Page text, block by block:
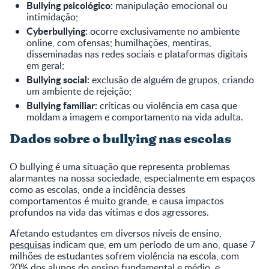
Bullying psicológico: manipulação emocional ou
intimidação;
Cyberbullying:ocorre exclusivamente no ambiente
online, com ofensas; humilhações, mentiras,
disseminadas nas redes sociais e plataformas digitais
em geral;
Bullying social:exclusão de alguém de grupos, criando
um ambiente de rejeição;
Bullying familiar:críticas ou violência em casa que
moldam a imagem e comportamento na vida adulta.
Dados sobre o bullying nas escolas
O bullying é uma situação que representa problemas
alarmantes na nossa sociedade, especialmente em espaços
como as escolas, onde a incidência desses
comportamentos é muito grande, e causa impactos
profundos na vida das vítimas e dos agressores.
Afetando estudantes em diversos níveis de ensino,
pesquisas indicam que, em um período de um ano, quase 7
milhões de estudantes sofrem violência na escola, com